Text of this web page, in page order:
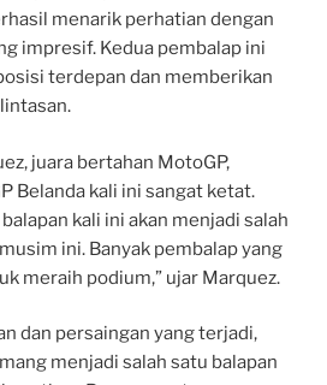
menarik perhatian dengan
impresif. Kedua pembalap ini
terdepan dan memberikan
juara bertahan MotoGP,
Belanda kali ini sangat ketat.
kali ini akan menjadi salah
ini. Banyak pembalap yang
meraih podium,” ujar Marquez.
dan persaingan yang terjadi,
menjadi salah satu balapan